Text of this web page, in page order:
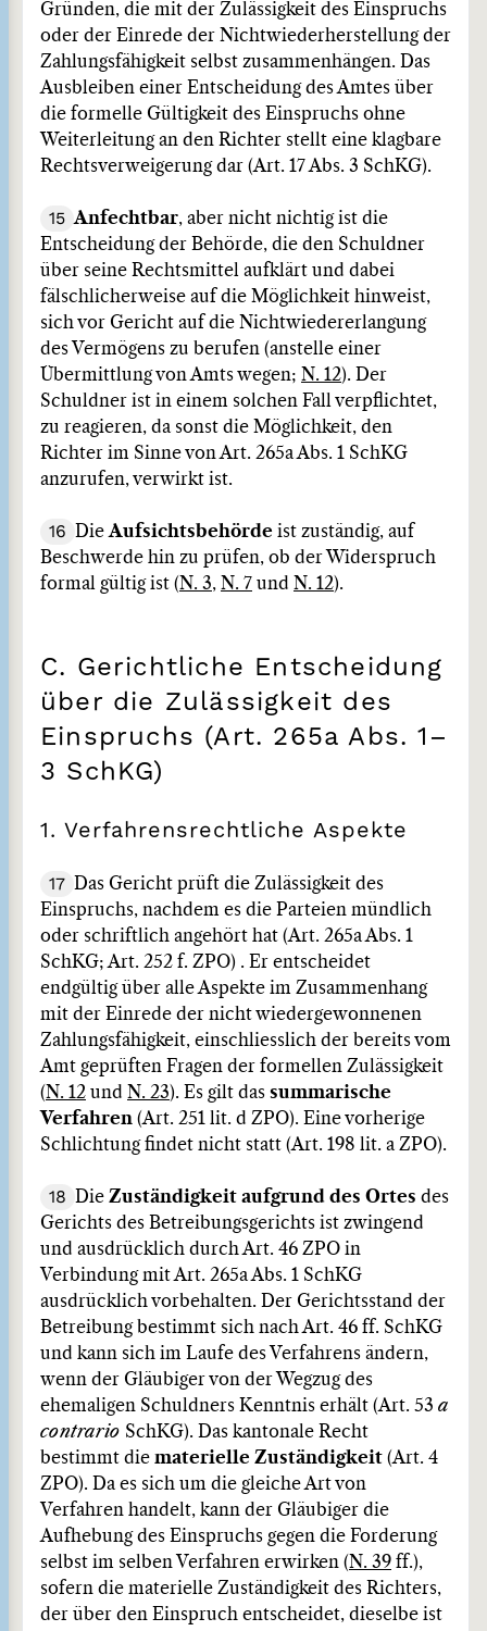
Gründen, die mit der Zulässigkeit des Einspruchs
oder der Einrede der Nichtwiederherstellung der
Zahlungsfähigkeit selbst zusammenhängen. Das
Ausbleiben einer Entscheidung des Amtes über
die formelle Gültigkeit des Einspruchs ohne
Weiterleitung an den Richter stellt eine klagbare
Rechtsverweigerung dar (Art. 17 Abs. 3 SchKG).
15 Anfechtbar, aber nicht nichtig ist die
Entscheidung der Behörde, die den Schuldner
über seine Rechtsmittel aufklärt und dabei
fälschlicherweise auf die Möglichkeit hinweist,
sich vor Gericht auf die Nichtwiedererlangung
des Vermögens zu berufen (anstelle einer
Übermittlung von Amts wegen; N. 12). Der
Schuldner ist in einem solchen Fall verpflichtet,
zu reagieren, da sonst die Möglichkeit, den
Richter im Sinne von Art. 265a Abs. 1 SchKG
anzurufen, verwirkt ist.
16 Die Aufsichtsbehörde ist zuständig, auf
Beschwerde hin zu prüfen, ob der Widerspruch
formal gültig ist (N. 3, N. 7 und N. 12).
C. Gerichtliche Entscheidung
über die Zulässigkeit des
Einspruchs (Art. 265a Abs. 1–
3 SchKG)
1. Verfahrensrechtliche Aspekte
17
Das Gericht prüft die Zulässigkeit des
Einspruchs, nachdem es die Parteien mündlich
oder schriftlich angehört hat (Art. 265a Abs. 1
SchKG; Art. 252 f. ZPO) . Er entscheidet
endgültig über alle Aspekte im Zusammenhang
mit der Einrede der nicht wiedergewonnenen
Zahlungsfähigkeit, einschliesslich der bereits vom
Amt geprüften Fragen der formellen Zulässigkeit
(N. 12 und N. 23). Es gilt das summarische
Verfahren (Art. 251 lit. d ZPO). Eine vorherige
Schlichtung findet nicht statt (Art. 198 lit. a ZPO).
18 Die Zuständigkeit aufgrund des Ortes des
Gerichts des Betreibungsgerichts ist zwingend
und ausdrücklich durch Art. 46 ZPO in
Verbindung mit Art. 265a Abs. 1 SchKG
ausdrücklich vorbehalten. Der Gerichtsstand der
Betreibung bestimmt sich nach Art. 46 ff. SchKG
und kann sich im Laufe des Verfahrens ändern,
wenn der Gläubiger von der Wegzug des
ehemaligen Schuldners Kenntnis erhält (Art. 53 a
contrario SchKG). Das kantonale Recht
bestimmt die materielle Zuständigkeit (Art. 4
ZPO). Da es sich um die gleiche Art von
Verfahren handelt, kann der Gläubiger die
Aufhebung des Einspruchs gegen die Forderung
selbst im selben Verfahren erwirken (N. 39 ff.),
sofern die materielle Zuständigkeit des Richters,
der über den Einspruch entscheidet, dieselbe ist